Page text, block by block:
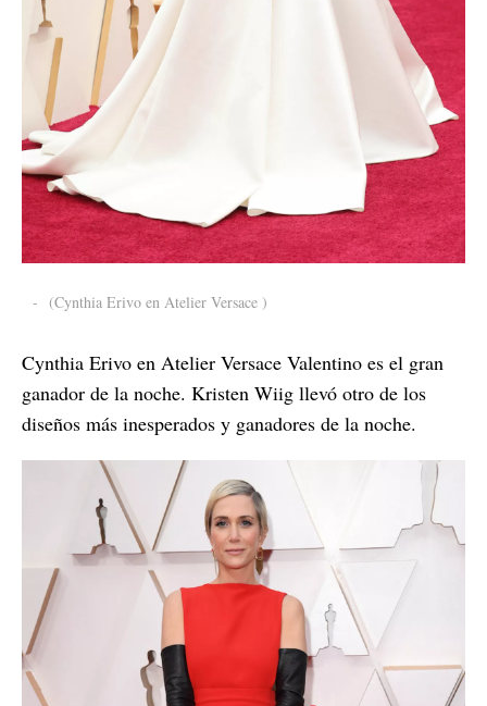
- (Cynthia Erivo en Atelier Versace )
Cynthia Erivo en Atelier Versace Valentino es el gran
ganador de la noche. Kristen Wiig llevó otro de los
diseños más inesperados y ganadores de la noche.